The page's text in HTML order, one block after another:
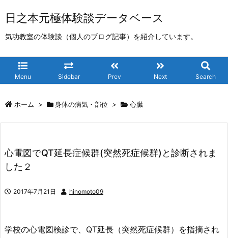
日之本元極体験談データベース
気功教室の体験談（個人のブログ記事）を紹介しています。
Menu Sidebar Prev Next Search
ホーム > 身体の病気・部位 > 心臓
心電図でQT延長症候群(突然死症候群)と診断されま
した２
2017年7月21日 hinomoto09
学校の心電図検診で、QT延長（突然死症候群）を指摘され